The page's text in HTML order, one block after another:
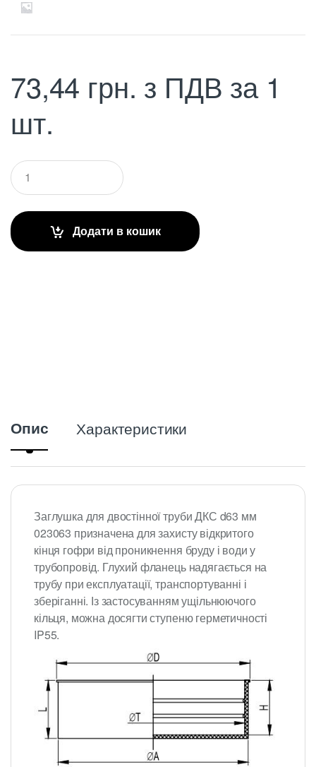
73,44 грн. з ПДВ за 1
шт.
Q
u
a
t
i
Додати в кошик
Опис Характеристики
Заглушка для двостінної труби ДКС d63 мм
023063 призначена для захисту відкритого
кінця гофри від проникнення бруду і води у
трубопровід. Глухий фланець надягається на
трубу при експлуатації, транспортуванні і
зберіганні. Із застосуванням ущільнюючого
кільця, можна досягти ступеню герметичності
IP55.